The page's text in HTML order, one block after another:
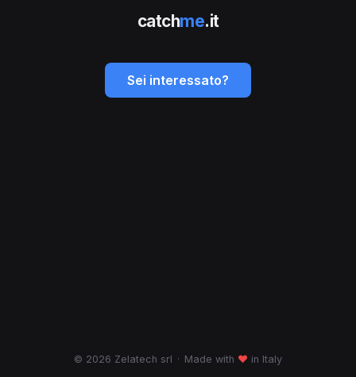
catchme.it
Sei interessato?
© 2026 Zelatech srl · Made with ♥ in Italy